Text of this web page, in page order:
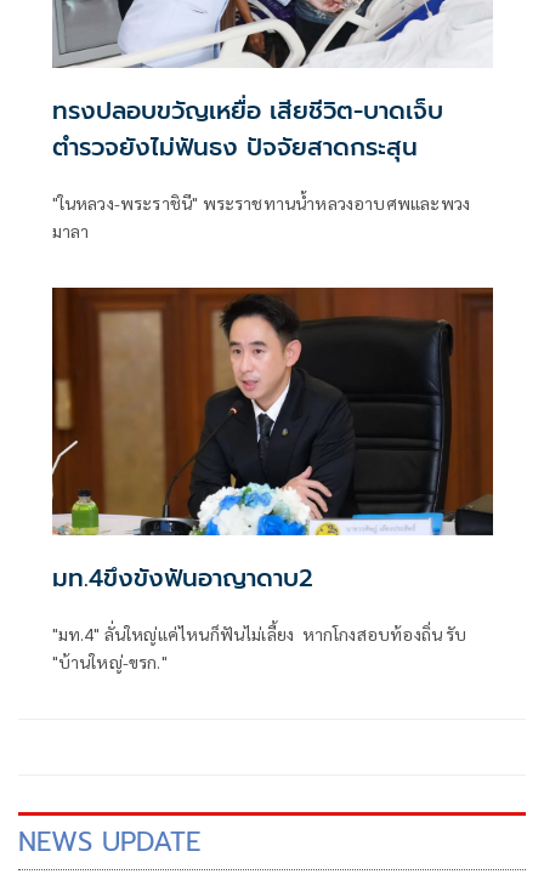
ทรงปลอบขวัญเหยื่อ เสียชีวิต-บาดเจ็บ
ตำรวจยังไม่ฟันธง ปัจจัยสาดกระสุน
"ในหลวง-พระราชินี" พระราชทานน้ำหลวงอาบศพและพวง
มาลา
มท.4ขึงขังฟันอาญาดาบ2
"มท.4" ลั่นใหญ่แค่ไหนก็ฟันไม่เลี้ยง หากโกงสอบท้องถิ่น รับ
"บ้านใหญ่-ขรก."
NEWS UPDATE